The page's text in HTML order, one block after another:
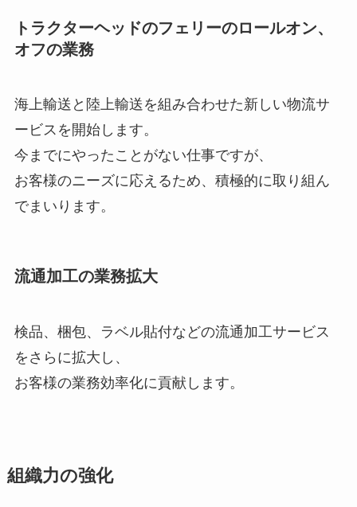
トラクターヘッドのフェリーのロールオン、
オフの業務
海上輸送と陸上輸送を組み合わせた新しい物流サ
ービスを開始します。
今までにやったことがない仕事ですが、
お客様のニーズに応えるため、積極的に取り組ん
でまいります。
流通加工の業務拡大
検品、梱包、ラベル貼付などの流通加工サービス
をさらに拡大し、
お客様の業務効率化に貢献します。
組織力の強化